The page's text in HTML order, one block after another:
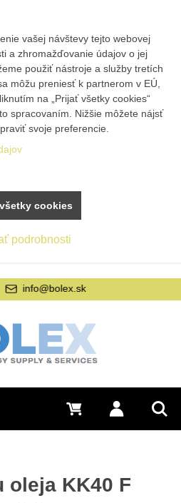
Prihlásiť sa
0 €
info@bolex.sk
oleja KK40 F
vašej návštevy tejto webovej
a zhromažďovanie údajov o jej
použiť nástroje a služby tretích
môžu preniesť k partnerom v EÚ,
na „Prijať všetky cookies“
spracovaním. Nižšie môžete nájsť
svoje preferencie.
podrobnosti
cookies